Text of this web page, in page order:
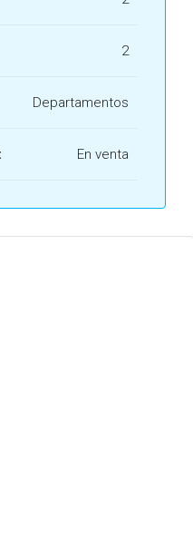
2
Departamentos
En venta